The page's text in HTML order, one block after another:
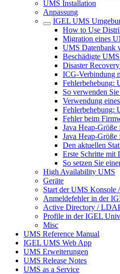
UMS Installation
Anpassung
IGEL UMS
How to Use
Migration eines
UMS Datenbank
Beschädigte
Disaster
ICG-Verbindung
Fehlerbehebung:
So verwenden
Verwendung
Fehlerbehebung:
Fehler beim
Java Heap-
Java Heap-
Den aktuellen
Erste Schritte mit
So setzen Sie
High Availability UMS
Geräte
Start der UMS Konsole
Anmeldefehler in der
Active Directory /
Profile in der IGEL
Misc
UMS Reference Manual
IGEL UMS Web App
UMS Erweiterungen
UMS Release Notes
UMS as a Service